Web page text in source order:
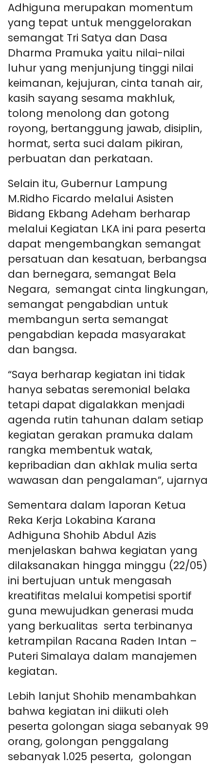
Adhiguna merupakan momentum
yang tepat untuk menggelorakan
semangat Tri Satya dan Dasa
Dharma Pramuka yaitu nilai-nilai
luhur yang menjunjung tinggi nilai
keimanan, kejujuran, cinta tanah air,
kasih sayang sesama makhluk,
tolong menolong dan gotong
royong, bertanggung jawab, disiplin,
hormat, serta suci dalam pikiran,
perbuatan dan perkataan.
Selain itu, Gubernur Lampung
M.Ridho Ficardo melalui Asisten
Bidang Ekbang Adeham berharap
melalui Kegiatan LKA ini para peserta
dapat mengembangkan semangat
persatuan dan kesatuan, berbangsa
dan bernegara, semangat Bela
Negara, semangat cinta lingkungan,
semangat pengabdian untuk
membangun serta semangat
pengabdian kepada masyarakat
dan bangsa.
“Saya berharap kegiatan ini tidak
hanya sebatas seremonial belaka
tetapi dapat digalakkan menjadi
agenda rutin tahunan dalam setiap
kegiatan gerakan pramuka dalam
rangka membentuk watak,
kepribadian dan akhlak mulia serta
wawasan dan pengalaman”, ujarnya
Sementara dalam laporan Ketua
Reka Kerja Lokabina Karana
Adhiguna Shohib Abdul Azis
menjelaskan bahwa kegiatan yang
dilaksanakan hingga minggu (22/05)
ini bertujuan untuk mengasah
kreatifitas melalui kompetisi sportif
guna mewujudkan generasi muda
yang berkualitas serta terbinanya
ketrampilan Racana Raden Intan –
Puteri Simalaya dalam manajemen
kegiatan.
Lebih lanjut Shohib menambahkan
bahwa kegiatan ini diikuti oleh
peserta golongan siaga sebanyak 99
orang, golongan penggalang
sebanyak 1.025 peserta, golongan